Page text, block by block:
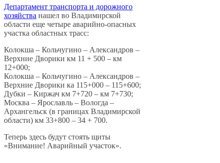
Департамент транспорта и дорожного
хозяйства нашел во Владимирской
области еще четыре аварийно-опасных
участка областных трасс:
Колокша – Кольчугино – Александров –
Верхние Дворики км 11 + 500 – км
12+000;
Колокша – Кольчугино – Александров –
Верхние Дворики ка 115+000 – 115+600;
Дубки – Киржач км 7+720 – км 7+730;
Москва – Ярославль – Вологда –
Архангельск (в границах Владимирской
области) км 33+800 – 34 + 700.
Теперь здесь будут стоять щиты
«Внимание! Аварийный участок».